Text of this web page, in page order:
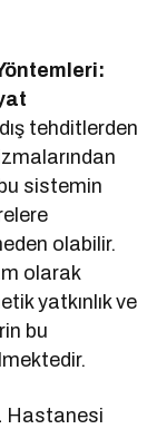
tehditlerden
sistemin
olabilir.
olarak
yatkınlık ve
bu
Hastanesi